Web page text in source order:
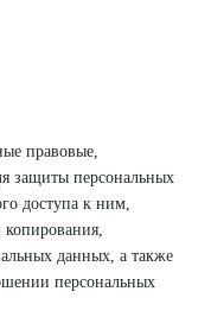
правовые,
защиты персональных
доступа к ним,
данных, а также
персональных